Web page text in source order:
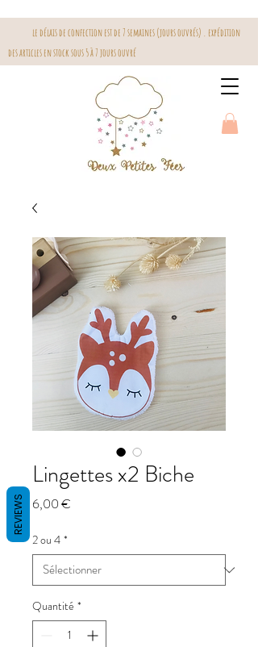
le délais de confection est de 7 semaines (jours ouvrés) . expédition
des articles en stock sous 5 à 7 jours ouvré
Lingettes x2 Biche
6,00 €
2 ou 4 *
Quantité *
REVIEWS